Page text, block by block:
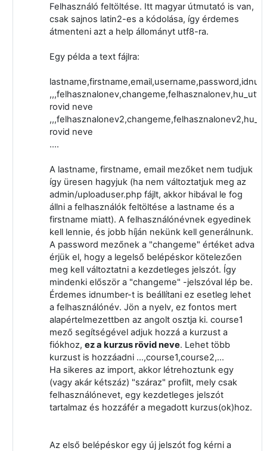
Felhasználó feltöltése. Itt magyar útmutató is van,
csak sajnos latin2-es a kódolása, így érdemes
átmenteni azt a help állományt utf8-ra.
Egy példa a text fájlra:
rovid neve
rovid neve
....
A lastname, firstname, email mezőket nem tudjuk
így üresen hagyjuk (ha nem változtatjuk meg az
admin/uploaduser.php fájlt, akkor hibával le fog
állni a felhasználók feltöltése a lastname és a
firstname miatt). A felhasználónévnek egyedinek
kell lennie, és jobb híján nekünk kell generálnunk.
A password mezőnek a "changeme" értéket adva
érjük el, hogy a legelső belépéskor kötelezően
meg kell változtatni a kezdetleges jelszót. Így
mindenki először a "changeme" -jelszóval lép be.
Érdemes idnumber-t is beállítani ez esetleg lehet
a felhasználónév. Jön a nyelv, ez fontos mert
alapértelmezettben az angolt osztja ki. course1
mező segítségével adjuk hozzá a kurzust a
fiókhoz, ez a kurzus rövid neve. Lehet több
kurzust is hozzáadni ...,course1,course2,...
Ha sikeres az import, akkor létrehoztunk egy
(vagy akár kétszáz) "száraz" profilt, mely csak
felhasználónevet, egy kezdetleges jelszót
tartalmaz és hozzáfér a megadott kurzus(ok)hoz.
Az első belépéskor egy új jelszót fog kérni a